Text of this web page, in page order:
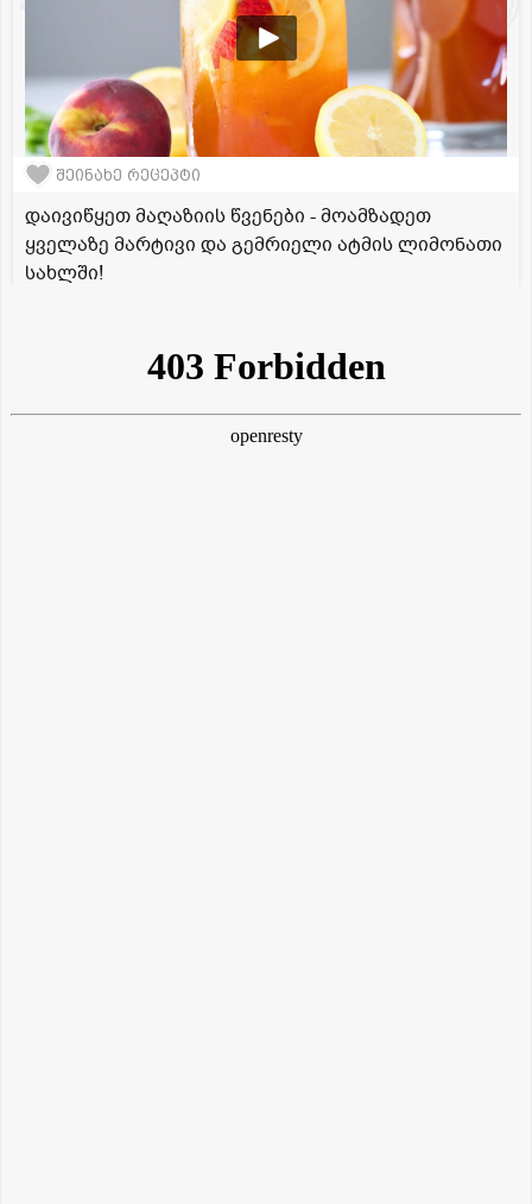
შეინახე რეცეპტი
დაივიწყეთ მაღაზიის წვენები - მოამზადეთ
ყველაზე მარტივი და გემრიელი ატმის ლიმონათი
სახლში!